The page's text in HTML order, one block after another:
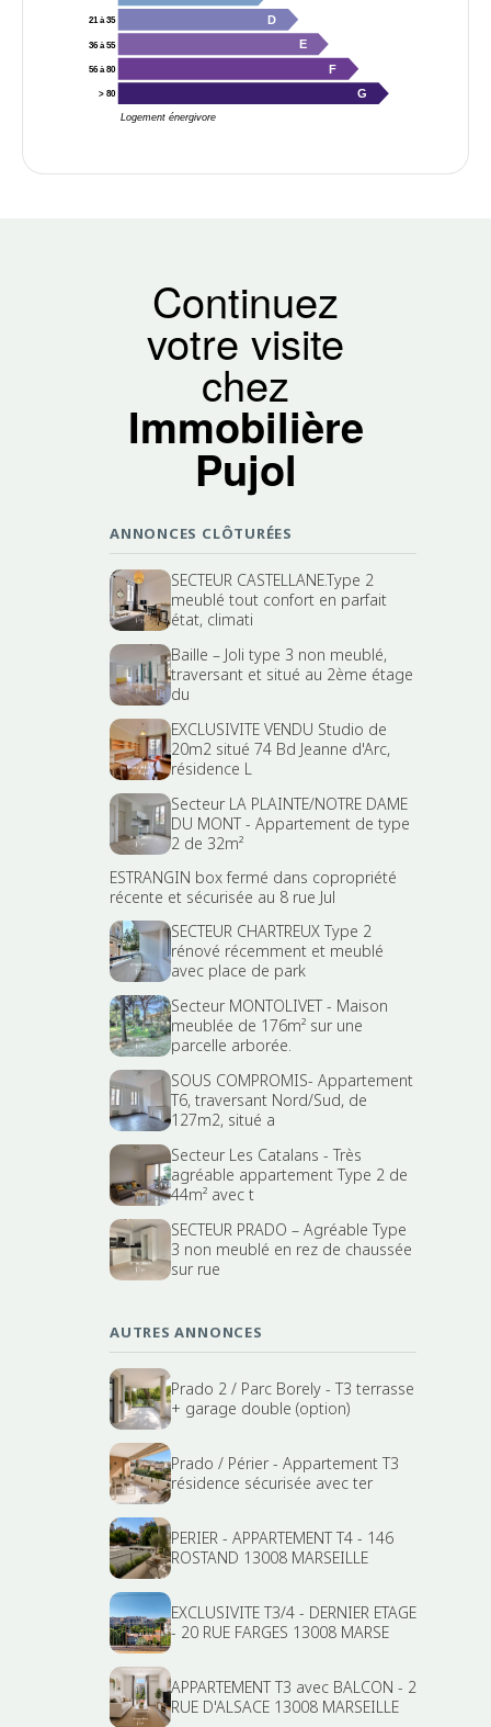
Logement énergivore
21 à 35 D
36 à 55 E
56 à 80 F
> 80 G
Continuez
votre visite
chez
Immobilière
Pujol
ANNONCES CLÔTURÉES
SECTEUR CASTELLANE.Type 2
meublé tout confort en parfait
état, climati
Baille – Joli type 3 non meublé,
traversant et situé au 2ème étage
du
EXCLUSIVITE VENDU Studio de
20m2 situé 74 Bd Jeanne d'Arc,
résidence L
Secteur LA PLAINTE/NOTRE DAME
DU MONT - Appartement de type
2 de 32m²
ESTRANGIN box fermé dans copropriété
récente et sécurisée au 8 rue Jul
SECTEUR CHARTREUX Type 2
rénové récemment et meublé
avec place de park
Secteur MONTOLIVET - Maison
meublée de 176m² sur une
parcelle arborée.
SOUS COMPROMIS- Appartement
T6, traversant Nord/Sud, de
127m2, situé a
Secteur Les Catalans - Très
agréable appartement Type 2 de
44m² avec t
SECTEUR PRADO – Agréable Type
3 non meublé en rez de chaussée
sur rue
AUTRES ANNONCES
Prado 2 / Parc Borely - T3 terrasse
+ garage double (option)
Prado / Périer - Appartement T3
résidence sécurisée avec ter
PERIER - APPARTEMENT T4 - 146
ROSTAND 13008 MARSEILLE
EXCLUSIVITE T3/4 - DERNIER ETAGE
- 20 RUE FARGES 13008 MARSE
APPARTEMENT T3 avec BALCON - 2
RUE D'ALSACE 13008 MARSEILLE